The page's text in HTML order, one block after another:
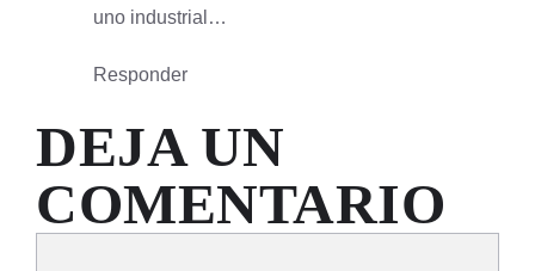
uno industrial…
Responder
DEJA UN
COMENTARIO